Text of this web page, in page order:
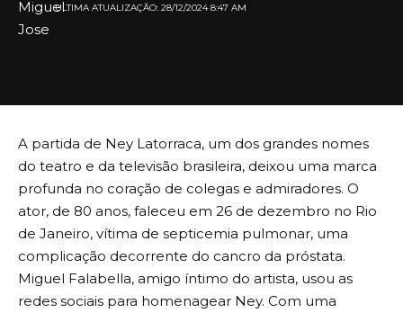
ULTIMA ATUALIZAÇÃO: 28/12/2024 8:47 AM
A partida de Ney Latorraca, um dos grandes nomes
do teatro e da televisão brasileira, deixou uma marca
profunda no coração de colegas e admiradores. O
ator, de 80 anos, faleceu em 26 de dezembro no Rio
de Janeiro, vítima de septicemia pulmonar, uma
complicação decorrente do cancro da próstata.
Miguel Falabella, amigo íntimo do artista, usou as
redes sociais para homenagear Ney. Com uma